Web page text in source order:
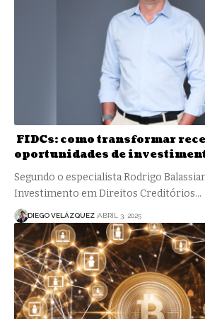
FIDCs: como transformar
oportunidades de
Segundo o especialista Rodrigo
Investimento em Direitos Creditórios…
DIEGO VELÁZQUEZ ABRIL 3, 2025